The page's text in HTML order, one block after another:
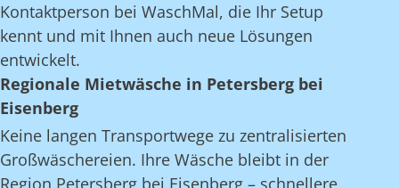
Kontaktperson bei WaschMal, die Ihr Setup
kennt und mit Ihnen auch neue Lösungen
entwickelt.
Regionale Mietwäsche in Petersberg bei
Eisenberg
Keine langen Transportwege zu zentralisierten
Großwäschereien. Ihre Wäsche bleibt in der